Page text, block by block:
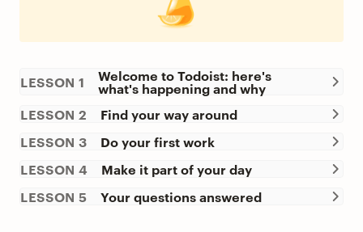
LESSON 1 Welcome to Todoist: here's
what's happening and why
LESSON 2
Find your way around
LESSON 3
Do your first work
LESSON 4
Make it part of your day
LESSON 5
Your questions answered